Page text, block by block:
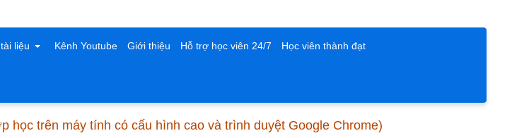
liệu Kênh Youtube Giới thiệu Hỗ trợ học viên 24/7 Học viên thành đạt
học trên máy tính có cấu hình cao và trình duyệt Google Chrome)